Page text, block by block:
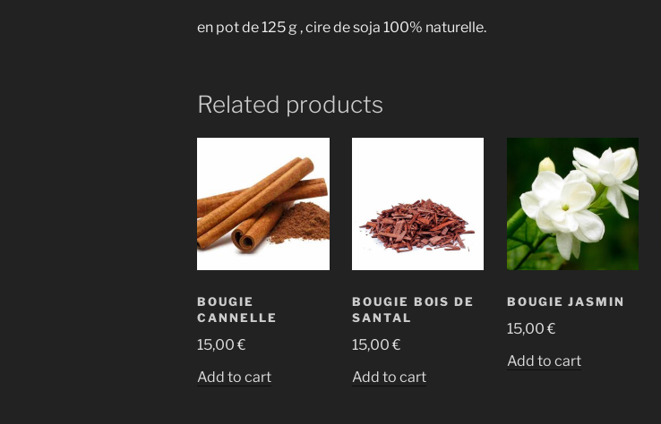
en pot de 125 g , cire de soja 100% naturelle.
Related products
BOUGIE
CANNELLE
15,00€
Add to cart
BOUGIE BOIS DE
SANTAL
15,00€
Add to cart
BOUGIE JASMIN
15,00€
Add to cart